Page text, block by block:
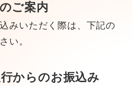
ご案内
いただく際は、下記の
い。
からのお振込み